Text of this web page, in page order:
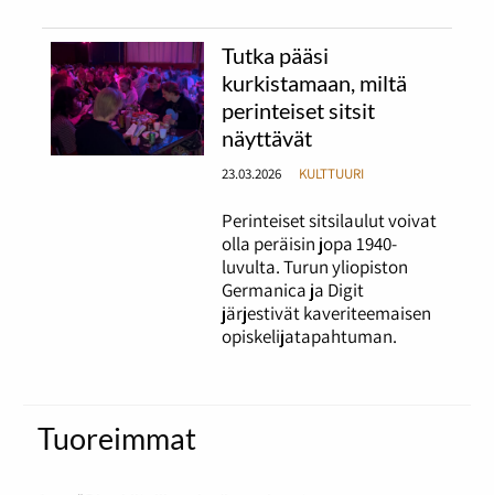
Tutka pääsi
kurkistamaan, miltä
perinteiset sitsit
näyttävät
23.03.2026 KULTTUURI
Perinteiset sitsilaulut voivat
olla peräisin jopa 1940-
luvulta. Turun yliopiston
Germanica ja Digit
järjestivät kaveriteemaisen
opiskelijatapahtuman.
Tuoreimmat